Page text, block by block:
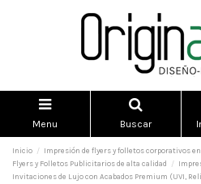
Menu Buscar
Inicio Impresión de flyers y folletos corporativos
Flyers y Folletos Publicitarios de alta calidad
Invitaciones de Lujo con Acabados Premium (UVI,